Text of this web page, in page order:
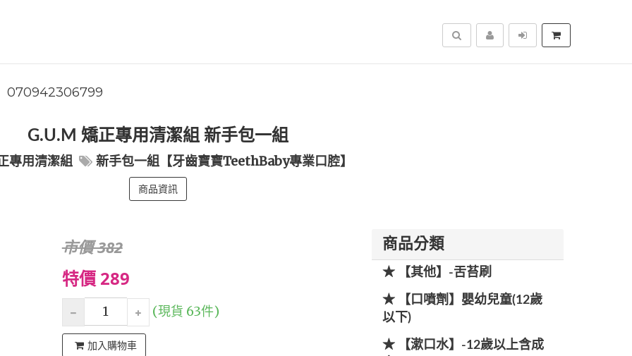
搜尋
070942306799
G.U.M 矯正專用清潔組 新手包一組
專用清潔組 新手包一組【牙齒寶寶TeethBaby專業口腔】
商品資訊
市價 382
特價 289
(現貨 63件)
加入購物車
商品分類
★ 【其他】-舌苔刷
★ 【口噴劑】嬰幼兒童(12歲
以下)
★ 【漱口水】-12歲以上含成